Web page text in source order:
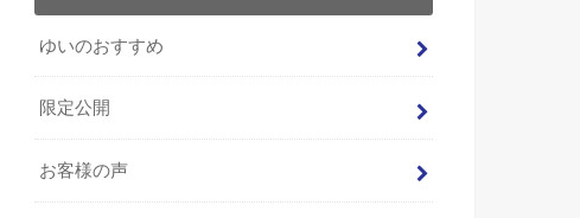
ゆいのおすすめ
限定公開
お客様の声